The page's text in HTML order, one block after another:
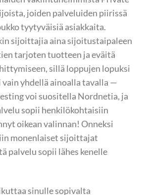
joiden palveluiden piirissä
tyytyväisiä asiakkaita.
sijoittajia aina sijoitustaipaleen
tarjoten tuotteen ja eväitä
sillä loppujen lopuksi
yhdellä ainoalla tavalla —
voi suositella Nordnetia, ja
sopii henkilökohtaisiin
oikean valinnan! Onneksi
monenlaiset sijoittajat
palvelu sopii lähes kenelle
sinulle sopivalta